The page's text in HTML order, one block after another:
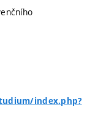
index.php?